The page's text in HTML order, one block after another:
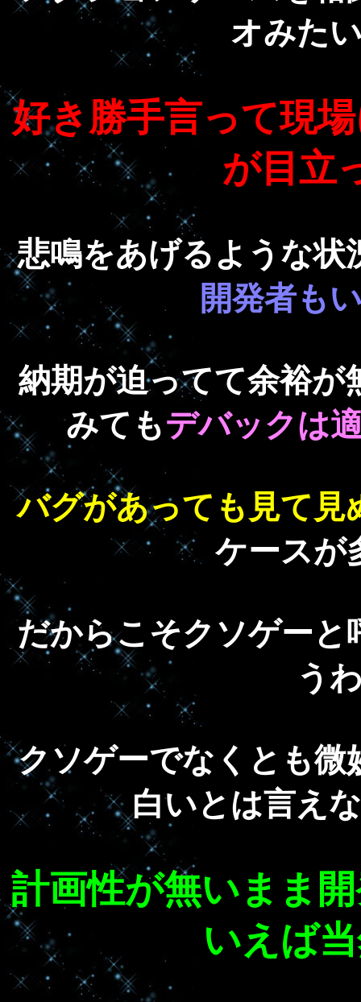
オみた
好き勝手言って現
が目立
悲鳴をあげるような状
開発者も
納期が迫ってて余裕が
みてもデバックは
バグがあっても見て見
ケースが
だからこそクソゲー
う
クソゲーでなくとも微
白いとは言え
計画性が無いまま
いえば